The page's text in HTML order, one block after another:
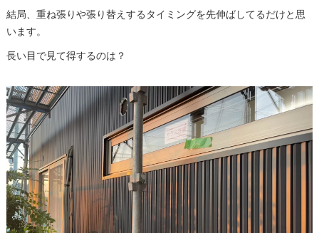
結局、重ね張りや張り替えするタイミングを先伸ばしてるだけと思
います。
長い目で見て得するのは？